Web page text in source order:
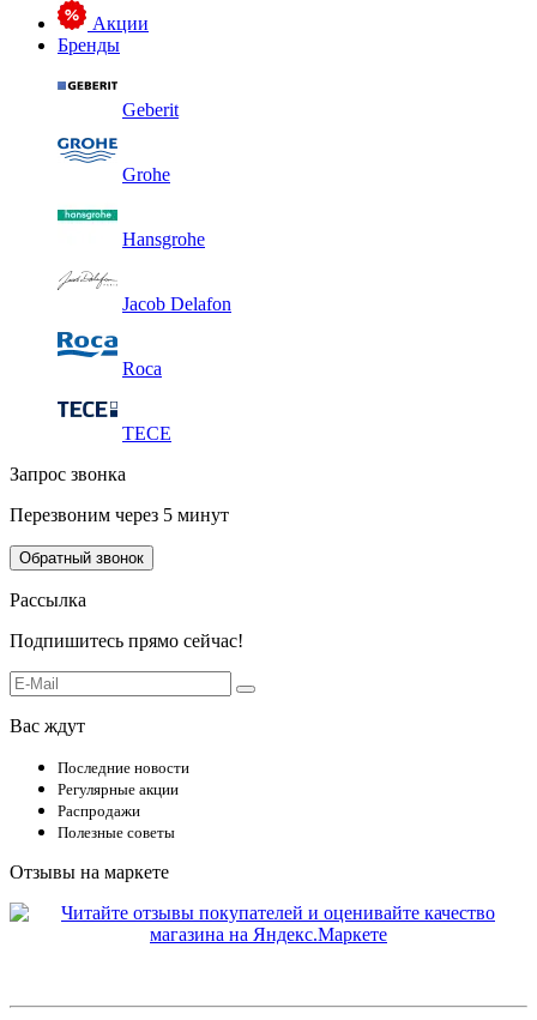
Акции
Бренды
Geberit
Grohe
Hansgrohe
Jacob Delafon
Roca
TECE
Запрос звонка
Перезвоним через 5 минут
Обратный звонок
Рассылка
Подпишитесь прямо сейчас!
Вас ждут
Последние новости
Регулярные акции
Распродажи
Полезные советы
Отзывы на маркете